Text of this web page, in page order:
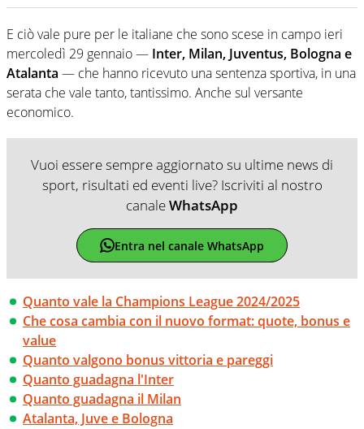
E ciò vale pure per le italiane che sono scese in campo ieri
mercoledì 29 gennaio — Inter, Milan, Juventus, Bologna e
Atalanta — che hanno ricevuto una sentenza sportiva, in una
serata che vale tanto, tantissimo. Anche sul versante
economico.
Vuoi essere sempre aggiornato su ultime news di
sport, risultati ed eventi live? Iscriviti al nostro
canaleWhatsApp
Entra nel canale WhatsApp
Quanto vale la Champions League 2024/2025
Che cosa cambia con il nuovo format: quote, bonus e
value
Quanto valgono bonus vittoria e pareggi
Quanto guadagna l'Inter
Quanto guadagna il Milan
Atalanta, Juve e Bologna